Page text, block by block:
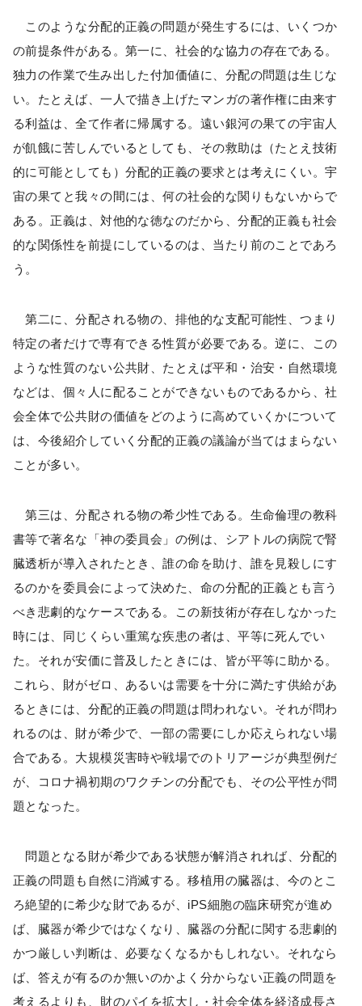
このような分配的正義の問題が発生するには、いくつか
の前提条件がある。第一に、社会的な協力の存在である。
独力の作業で生み出した付加価値に、分配の問題は生じな
い。たとえば、一人で描き上げたマンガの著作権に由来す
る利益は、全て作者に帰属する。遠い銀河の果ての宇宙人
が飢餓に苦しんでいるとしても、その救助は（たとえ技術
的に可能としても）分配的正義の要求とは考えにくい。宇
宙の果てと我々の間には、何の社会的な関りもないからで
ある。正義は、対他的な徳なのだから、分配的正義も社会
的な関係性を前提にしているのは、当たり前のことであろ
う。
第二に、分配される物の、排他的な支配可能性、つまり
特定の者だけで専有できる性質が必要である。逆に、この
ような性質のない公共財、たとえば平和・治安・自然環境
などは、個々人に配ることができないものであるから、社
会全体で公共財の価値をどのように高めていくかについて
は、今後紹介していく分配的正義の議論が当てはまらない
ことが多い。
第三は、分配される物の希少性である。生命倫理の教科
書等で著名な「神の委員会」の例は、シアトルの病院で腎
臓透析が導入されたとき、誰の命を助け、誰を見殺しにす
るのかを委員会によって決めた、命の分配的正義とも言う
べき悲劇的なケースである。この新技術が存在しなかった
時には、同じくらい重篤な疾患の者は、平等に死んでい
た。それが安価に普及したときには、皆が平等に助かる。
これら、財がゼロ、あるいは需要を十分に満たす供給があ
るときには、分配的正義の問題は問われない。それが問わ
れるのは、財が希少で、一部の需要にしか応えられない場
合である。大規模災害時や戦場でのトリアージが典型例だ
が、コロナ禍初期のワクチンの分配でも、その公平性が問
題となった。
問題となる財が希少である状態が解消されれば、分配的
正義の問題も自然に消滅する。移植用の臓器は、今のとこ
ろ絶望的に希少な財であるが、iPS細胞の臨床研究が進め
ば、臓器が希少ではなくなり、臓器の分配に関する悲劇的
かつ厳しい判断は、必要なくなるかもしれない。それなら
ば、答えが有るのか無いのかよく分からない正義の問題を
考えるよりも、財のパイを拡大し・社会全体を経済成長さ